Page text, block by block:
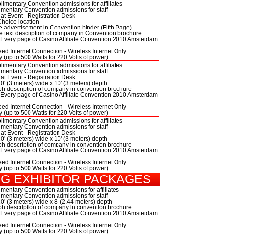
Convention admissions for affiliates
Convention admissions for staff
Event - Registration Desk
location
advertisement in Convention binder (Fifth Page)
text description of company in Convention brochure
page of Casino Affiliate Convention 2010 Amsterdam
Internet Connection - Wireless Internet Only
(up to 500 Watts for 220 Volts of power)
Convention admissions for affiliates
Convention admissions for staff
Event - Registration Desk
(3 meters) wide x 10' (3 meters) depth
description of company in convention brochure
page of Casino Affiliate Convention 2010 Amsterdam
Internet Connection - Wireless Internet Only
(up to 500 Watts for 220 Volts of power)
Convention admissions for affiliates
Convention admissions for staff
Event - Registration Desk
(3 meters) wide x 10' (3 meters) depth
description of company in convention brochure
page of Casino Affiliate Convention 2010 Amsterdam
Internet Connection - Wireless Internet Only
(up to 500 Watts for 220 Volts of power)
EXHIBITOR PACKAGES
Convention admissions for affiliates
Convention admissions for staff
(3 meters) wide x 8' (2.44 meters) depth
description of company in convention brochure
page of Casino Affiliate Convention 2010 Amsterdam
Internet Connection - Wireless Internet Only
(up to 500 Watts for 220 Volts of power)